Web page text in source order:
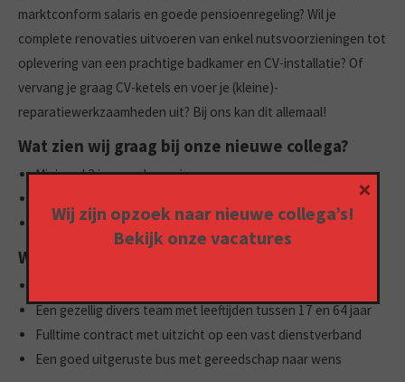
marktconform salaris en goede pensioenregeling? Wil je
complete renovaties uitvoeren van enkel nutsvoorzieningen tot
oplevering van een prachtige badkamer en CV-installatie? Of
vervang je graag CV-ketels en voer je (kleine)-
reparatiewerkzaamheden uit? Bij ons kan dit allemaal!
Wat zien wij graag bij onze nieuwe collega?
Minimaal 2 jaar werkervaring
Kan zelfstandig werken en neemt zijn verantwoordelijkheid
In het bezit van rijbewijs B
Wat bieden wij?
Een gezellig divers team met leeftijden tussen 17 en 64 jaar
Fulltime contract met uitzicht op een vast dienstverband
Een goed uitgeruste bus met gereedschap naar wens
Wij zijn opzoek naar nieuwe collega’s!
Bekijk onze vacatures
×